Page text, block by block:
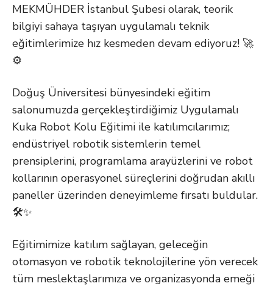
MEKMÜHDER İstanbul Şubesi olarak, teorik
bilgiyi sahaya taşıyan uygulamalı teknik
eğitimlerimize hız kesmeden devam ediyoruz! 🚀
⚙️
Doğuş Üniversitesi bünyesindeki eğitim
salonumuzda gerçekleştirdiğimiz Uygulamalı
Kuka Robot Kolu Eğitimi ile katılımcılarımız;
endüstriyel robotik sistemlerin temel
prensiplerini, programlama arayüzlerini ve robot
kollarının operasyonel süreçlerini doğrudan akıllı
paneller üzerinden deneyimleme fırsatı buldular.
🛠️✨
Eğitimimize katılım sağlayan, geleceğin
otomasyon ve robotik teknolojilerine yön verecek
tüm meslektaşlarımıza ve organizasyonda emeği